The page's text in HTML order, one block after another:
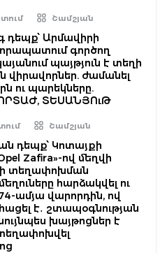
Շամշյան
Արմավիրի
գործող
պայթյուն է տեղի
վիրավորներ. ժամանել
ու պարեկները.
ՏԵՍԱՆՅՈւԹ
Շամշյան
դեպք՝ Կոտայքի
Zafira»-ով մեղվի
տեղափոխման
հարձակվել ու
ամյա վարորդին, ով
է․ շտապօգնության
խայթոցներ է